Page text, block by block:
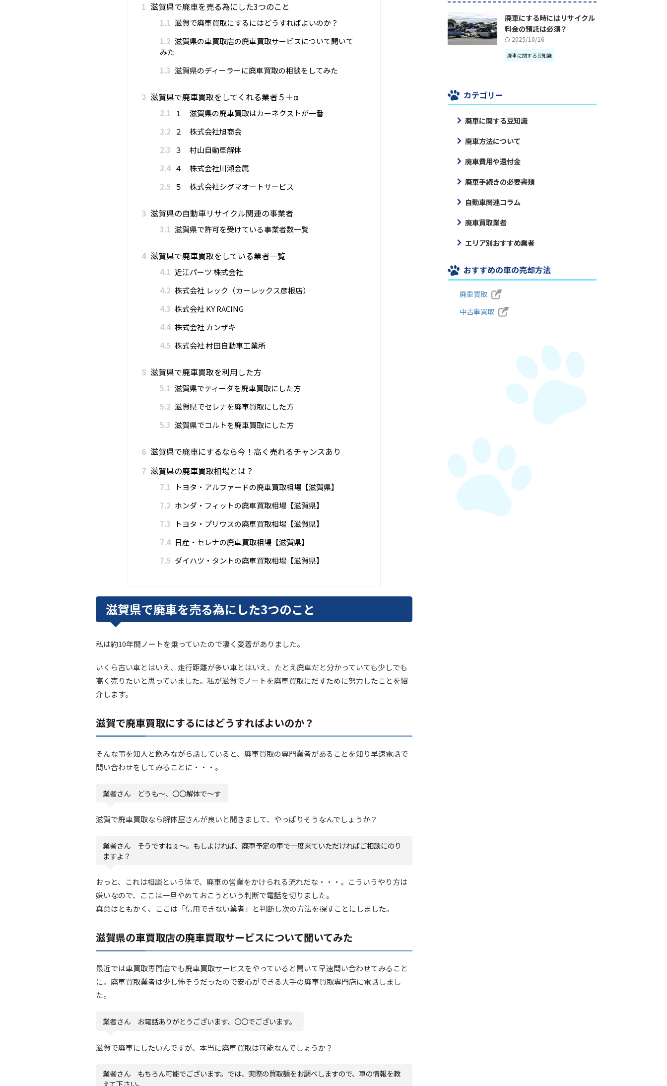
1 滋賀県で廃車を売る為にした3つのこと
1.1 滋賀で廃車買取にするにはどうすればよいのか？
1.2 滋賀県の車買取店の廃車買取サービスについて聞いて
みた
1.3 滋賀県のディーラーに廃車買取の相談をしてみた
2 滋賀県で廃車買取をしてくれる業者５＋α
2.1
１ 滋賀県の廃車買取はカーネクストが一番
2.2
２ 株式会社旭商会
2.3
３ 村山自動車解体
2.4 ４ 株式会社川瀬金属
2.5 ５ 株式会社シグマオートサービス
3 滋賀県の自動車リサイクル関連の事業者
3.1 滋賀県で許可を受けている事業者数一覧
4 滋賀県で廃車買取をしている業者一覧
4.1 近江パーツ 株式会社
4.2 株式会社 レック（カーレックス彦根店）
4.3 株式会社 KY RACING
4.4 株式会社 カンザキ
4.5 株式会社 村田自動車工業所
5 滋賀県で廃車買取を利用した方
5.1 滋賀県でティーダを廃車買取にした方
5.2 滋賀県でセレナを廃車買取にした方
5.3 滋賀県でコルトを廃車買取にした方
6 滋賀県で廃車にするなら今！高く売れるチャンスあり
7 滋賀県の廃車買取相場とは？
7.1
トヨタ・アルファードの廃車買取相場【滋賀県】
7.2 ホンダ・フィットの廃車買取相場【滋賀県】
7.3
トヨタ・プリウスの廃車買取相場【滋賀県】
7.4 日産・セレナの廃車買取相場【滋賀県】
7.5 ダイハツ・タントの廃車買取相場【滋賀県】
滋賀県で廃車を売る為にした3つのこと
私は約10年間ノートを乗っていたので凄く愛着がありました。
いくら古い車とはいえ、走行距離が多い車とはいえ、たとえ廃車だと分かっていても少しでも
高く売りたいと思っていました。私が滋賀でノートを廃車買取にだすために努力したことを紹
介します。
滋賀で廃車買取にするにはどうすればよいのか？
そんな事を知人と飲みながら話していると、廃車買取の専門業者があることを知り早速電話で
問い合わせをしてみることに・・・。
業者さん どうも〜、〇〇解体で〜す
滋賀で廃車買取なら解体屋さんが良いと聞きまして、やっぱりそうなんでしょうか？
業者さん そうですねぇ〜。もしよければ、廃車予定の車で一度来ていただければご相談にのり
ますよ？
おっと、これは相談という体で、廃車の営業をかけられる流れだな・・・。こういうやり方は
嫌いなので、ここは一旦やめておこうという判断で電話を切りました。
真意はともかく、ここは「信用できない業者」と判断し次の方法を探すことにしました。
滋賀県の車買取店の廃車買取サービスについて聞いてみた
最近では車買取専門店でも廃車買取サービスをやっていると聞いて早速問い合わせてみること
に。廃車買取業者は少し怖そうだったので安心ができる大手の廃車買取専門店に電話しまし
た。
業者さん お電話ありがとうございます、〇〇でございます。
滋賀で廃車にしたいんですが、本当に廃車買取は可能なんでしょうか？
業者さん もちろん可能でございます。では、実際の買取額をお調べしますので、車の情報を教
えて下さい。
廃車にする時にはリサイクル
料金の預託は必須？
2025/10/16
廃車に関する豆知識
カテゴリー
廃車に関する豆知識
廃車方法について
廃車費用や還付金
廃車手続きの必要書類
自動車関連コラム
廃車買取業者
エリア別おすすめ業者
おすすめの車の売却方法
廃車買取
中古車買取